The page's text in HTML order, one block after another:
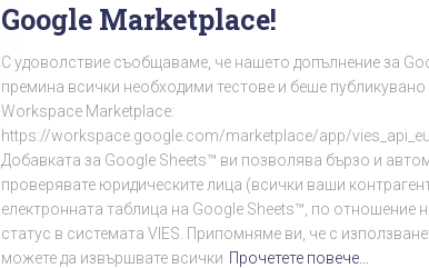
Google Marketplace!
С удоволствие съобщаваме, че нашето допълнение за
премина всички необходими тестове и беше
Workspace Marketplace:
https://workspace.google.com/marketplace/app/
Добавката за Google Sheets™ ви позволява бързо и
проверявате юридическите лица (всички ваши
електронната таблица на Google Sheets™, по отношение
статус в системата VIES. Припомняме ви, че с
можете да извършвате всички Прочетете повече…